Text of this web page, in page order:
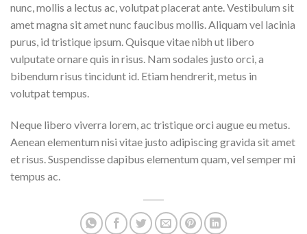
nunc, mollis a lectus ac, volutpat placerat ante. Vestibulum sit
amet magna sit amet nunc faucibus mollis. Aliquam vel lacinia
purus, id tristique ipsum. Quisque vitae nibh ut libero
vulputate ornare quis in risus. Nam sodales justo orci, a
bibendum risus tincidunt id. Etiam hendrerit, metus in
volutpat tempus.
Neque libero viverra lorem, ac tristique orci augue eu metus.
Aenean elementum nisi vitae justo adipiscing gravida sit amet
et risus. Suspendisse dapibus elementum quam, vel semper mi
tempus ac.